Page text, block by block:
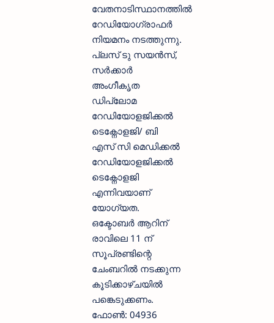
വേതനാടിസ്ഥാനത്തിൽ
റേഡിയോഗ്രാഫർ
നിയമനം നടത്തുന്നു.
പ്ലസ് ടു സയൻസ്,
സർക്കാർ
അംഗീകൃത
ഡിപ്ലോമ
റേഡിയോളജിക്കൽ
ടെക്നോളജി/ ബി
എസ് സി മെഡിക്കൽ
റേഡിയോളജിക്കൽ
ടെക്നോളജി
എന്നിവയാണ്
യോഗ്യത.
ഒക്ടോബർ ആറിന്
രാവിലെ 11 ന്
സൂപ്രണ്ടിന്റെ
ചേംബറിൽ നടക്കുന്ന
കൂടിക്കാഴ്ചയിൽ
പങ്കെടുക്കണം.
ഫോൺ: 04936